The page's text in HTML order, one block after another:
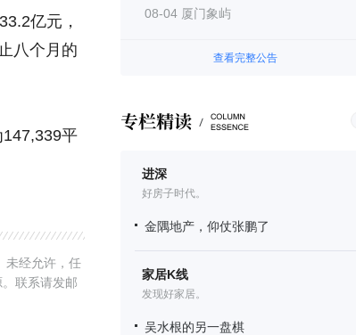
08-04 厦门象屿
查看完整公告
进深
好房子时代。
金隅地产，仰仗张鹏了
家居K线
发现好家居。
吴水根的另一盘棋
亿元，
八个月的
平
未经允许，任
联系请发邮